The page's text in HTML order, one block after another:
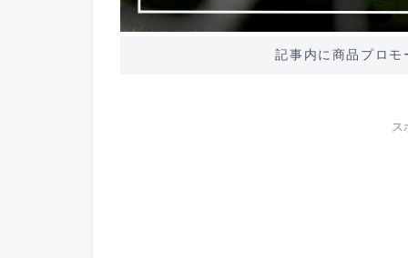
記事内に商品プロ
ス